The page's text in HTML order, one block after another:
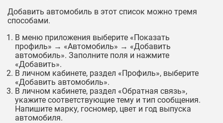
Добавить автомобиль в этот список можно тремя
способами.
В меню приложения выберите «Показать
профиль» → «Автомобиль» → «Добавить
автомобиль». Заполните поля и нажмите
«Добавить».
В личном кабинете, раздел «Профиль», выберите
«Добавить автомобиль».
В личном кабинете, раздел «Обратная связь»,
укажите соответствующие тему и тип сообщения.
Напишите марку, госномер, цвет и год выпуска
автомобиля.